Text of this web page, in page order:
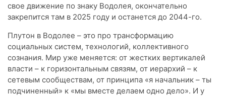
свое движение по знаку Водолея, окончательно
закрепится там в 2025 году и останется до 2044-го.
Плутон в Водолее – это про трансформацию
социальных систем, технологий, коллективного
сознания. Мир уже меняется: от жестких вертикалей
власти – к горизонтальным связям, от иерархий – к
сетевым сообществам, от принципа «я начальник – ты
подчиненный» к «мы вместе делаем одно дело». И у